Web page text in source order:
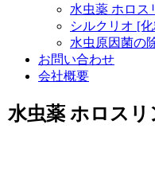
水虫薬 ホロス
シルクリオ [
水虫原因菌の
お問い合わせ
会社概要
水虫薬 ホロスリ